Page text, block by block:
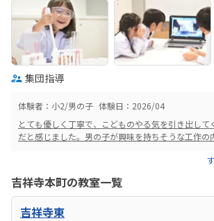
集団指導
体験者：小2/男の子 体験日：2026/04
とても優しく丁寧で、こどものやる気を引き出して
だと感じました。男の子が興味を持ちそうな工作の
で、理科の入口としてとても良いと思いました。小
思いました。子供の自主性を重んじる雰囲気で、子
としてました。職員の方も皆挨拶をしっかりしてく
でした。月2回、教材費込みでこちらの値段に何の
吉祥寺本町の教室一覧
吉祥寺東